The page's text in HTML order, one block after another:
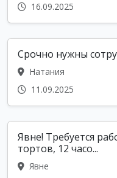
16.09.2025
Срочно нужны
Натания
11.09.2025
Явне! Требуется
тортов, 12 часо...
Явне